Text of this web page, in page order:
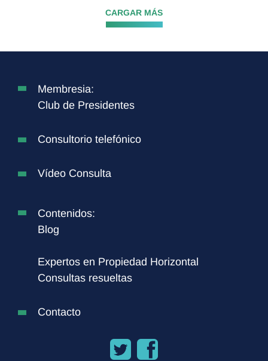
CARGAR MÁS
Membresia:
Club de Presidentes
Consultorio telefónico
Vídeo Consulta
Contenidos:
Blog
Expertos en Propiedad Horizontal
Consultas resueltas
Contacto